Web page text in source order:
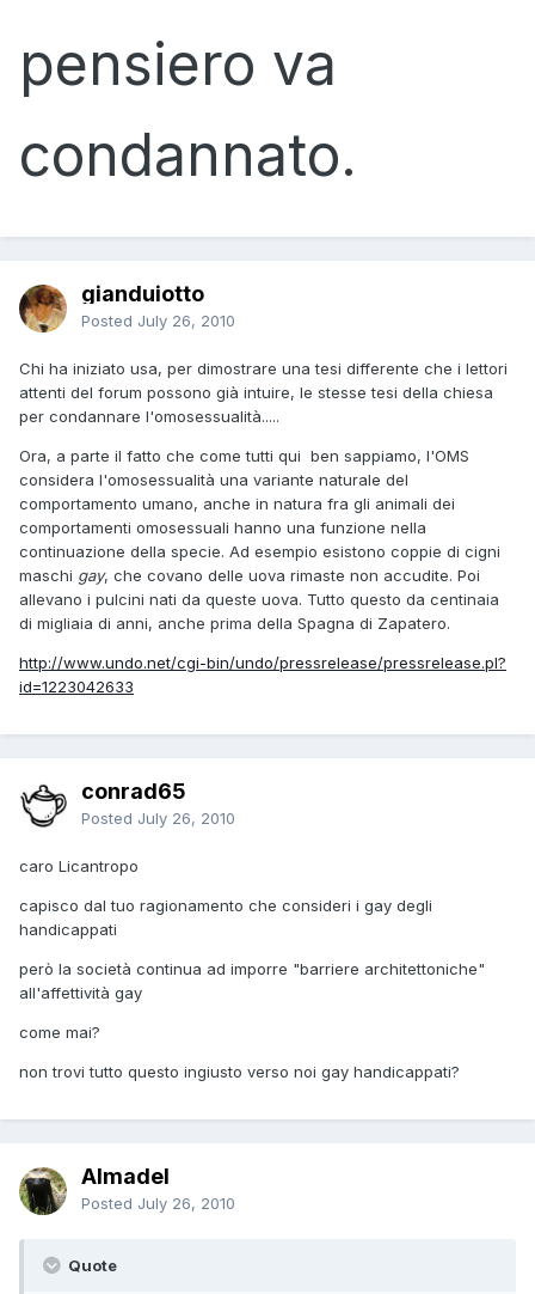
pensiero va
condannato.
gianduiotto
Posted July 26, 2010
Chi ha iniziato usa, per dimostrare una tesi differente che i lettori
attenti del forum possono già intuire, le stesse tesi della chiesa
per condannare l'omosessualità.....
Ora, a parte il fatto che come tutti qui ben sappiamo, l'OMS
considera l'omosessualità una variante naturale del
comportamento umano, anche in natura fra gli animali dei
comportamenti omosessuali hanno una funzione nella
continuazione della specie. Ad esempio esistono coppie di cigni
maschi gay, che covano delle uova rimaste non accudite. Poi
allevano i pulcini nati da queste uova. Tutto questo da centinaia
di migliaia di anni, anche prima della Spagna di Zapatero.
http://www.undo.net/cgi-bin/undo/pressrelease/pressrelease.pl?
id=1223042633
conrad65
Posted July 26, 2010
caro Licantropo
capisco dal tuo ragionamento che consideri i gay degli
handicappati
però la società continua ad imporre "barriere architettoniche"
all'affettività gay
come mai?
non trovi tutto questo ingiusto verso noi gay handicappati?
Almadel
Posted July 26, 2010
Quote